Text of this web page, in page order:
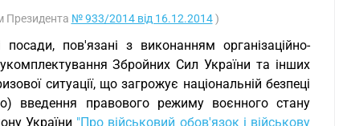
Президента № 933/2014 від 16.12.2014)
пов'язані з виконанням організаційно-
Збройних Сил України та інших
ситуації, що загрожує національній безпеці
введення правового режиму воєнного стану
України "Про військовий обов'язок і військову